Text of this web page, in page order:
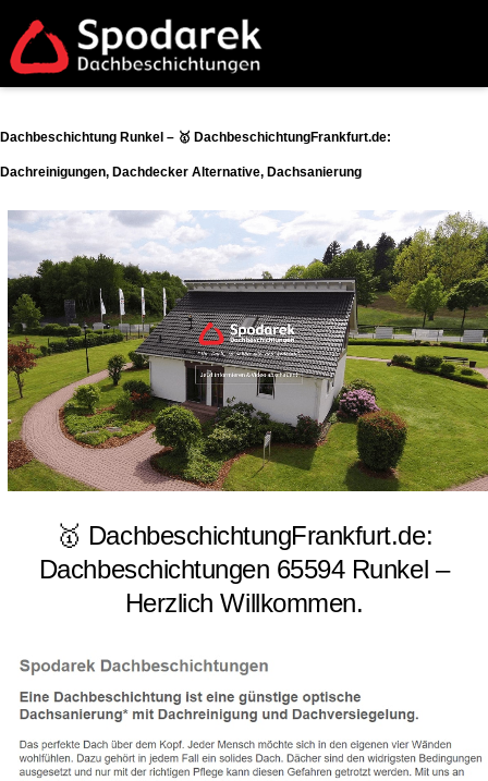
Dachbeschichtung Runkel – 🥇 DachbeschichtungFrankfurt.de:
Dachreinigungen, Dachdecker Alternative, Dachsanierung
🥇 DachbeschichtungFrankfurt.de:
Dachbeschichtungen 65594 Runkel –
Herzlich Willkommen.